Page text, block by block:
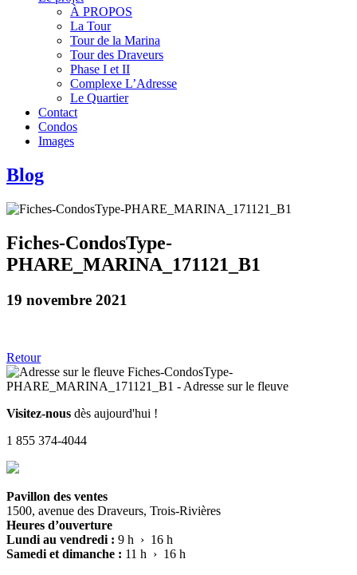
À PROPOS
La Tour
Tour de la Marina
Tour des Draveurs
Phase I et II
Complexe L’Adresse
Le Quartier
Contact
Condos
Images
Blog
Fiches-CondosType-
PHARE_MARINA_171121_B1
19 novembre 2021
Retour
Visitez-nous dès aujourd'hui !
1 855 374-4044
Pavillon des ventes
1500, avenue des Draveurs, Trois-Rivières
Heures d’ouverture
Lundi au vendredi : 9 h › 16 h
Samedi et dimanche : 11 h › 16 h